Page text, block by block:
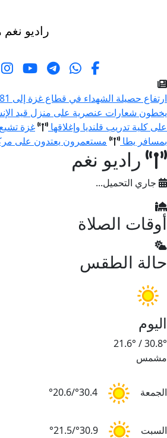
راديو نغم
ارتفاع حصيلة الشهداء في قطاع غزة إلى 73,381 والإصابات إلى 174,231 منذ بدء العدوان
يخطون شعارات عنصرية على منزل قيد
على كلية تدريب قلنديا وإغلاقها
غزة تشيع 112 شهيدا من عائلة واحدة قضوا في حرب الإبادة
بمسافر يطا
مستعمرون يعتدون على
راديو نغم
جاري التحميل...
أوقات الصلاة
حالة الطقس
اليوم
30.8°
/
21.6°
مشمس
الجمعة 30.4°/20.6°
السبت 30.9°/21.5°